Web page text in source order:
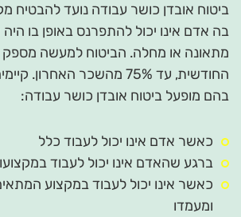
ביטוח אובדן כושר עבודה נועד להבטיח
בה אדם אינו יכול להתפרנס באופן בו
מתאונה או מחלה. הביטוח למעשה
החודשית, עד 75% מהשכר
בהם מופעל ביטוח אובדן כושר עבודה:
כאשר אדם אינו יכול לעבוד כלל
ברגע שהאדם אינו יכול לעבוד במקצועו
כאשר אינו יכול לעבוד במקצוע
ומעמדו